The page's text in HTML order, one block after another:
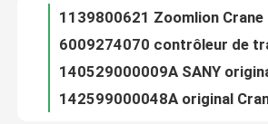
Contrôle de la qualité
Contact